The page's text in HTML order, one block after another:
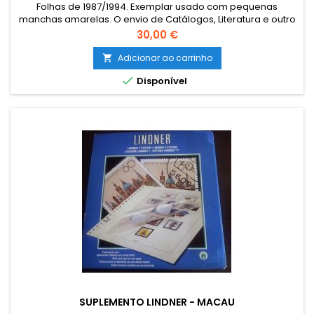
Folhas de 1987/1994. Exemplar usado com pequenas
manchas amarelas. O envio de Catálogos, Literatura e outro
Material Filatélico para as ILHAS (Açores e Madeira) e para o
estrangeiro terá que ser encomendado por email para
combinar o custo de envio. The sending of catalogues,
literature and other philatelic material to foreign must be
ordered by email,...
Preço
30,00 €
 Adicionar ao carrinho
 Disponível
SUPLEMENTO LINDNER - MACAU